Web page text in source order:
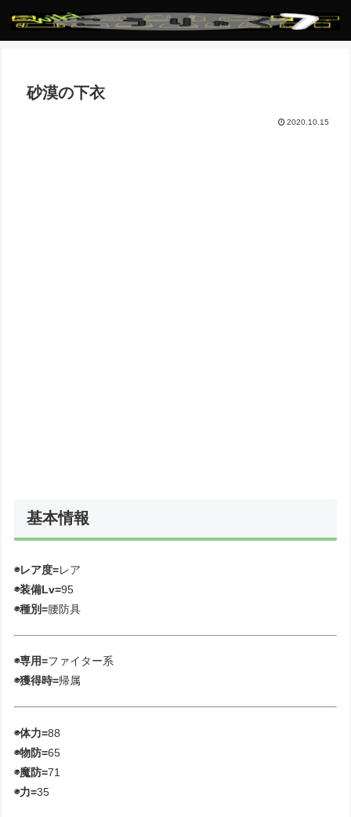
砂漠の下衣
2020.10.15
基本情報
◉レア度=レア
◉装備Lv=95
◉種別=腰防具
◉専用=ファイター系
◉獲得時=帰属
◉体力=88
◉物防=65
◉魔防=71
◉力=35